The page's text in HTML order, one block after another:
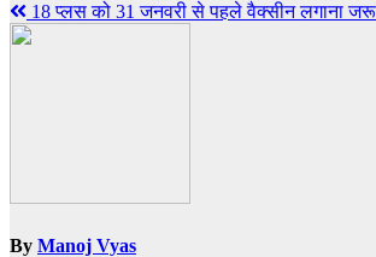
18 प्लस को 31 जनवरी से पहले वैक्सीन लगाना
By Manoj Vyas